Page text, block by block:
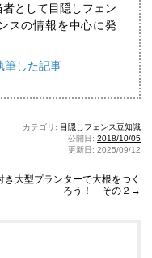
として目隠しフェン
スの情報を中心に発
筆した記事
カテゴリ: 目隠しフェンス豆知識
公開日: 2018/10/05
更新日: 2025/09/12
き大型プランターで大根をつく
ろう！ その２→